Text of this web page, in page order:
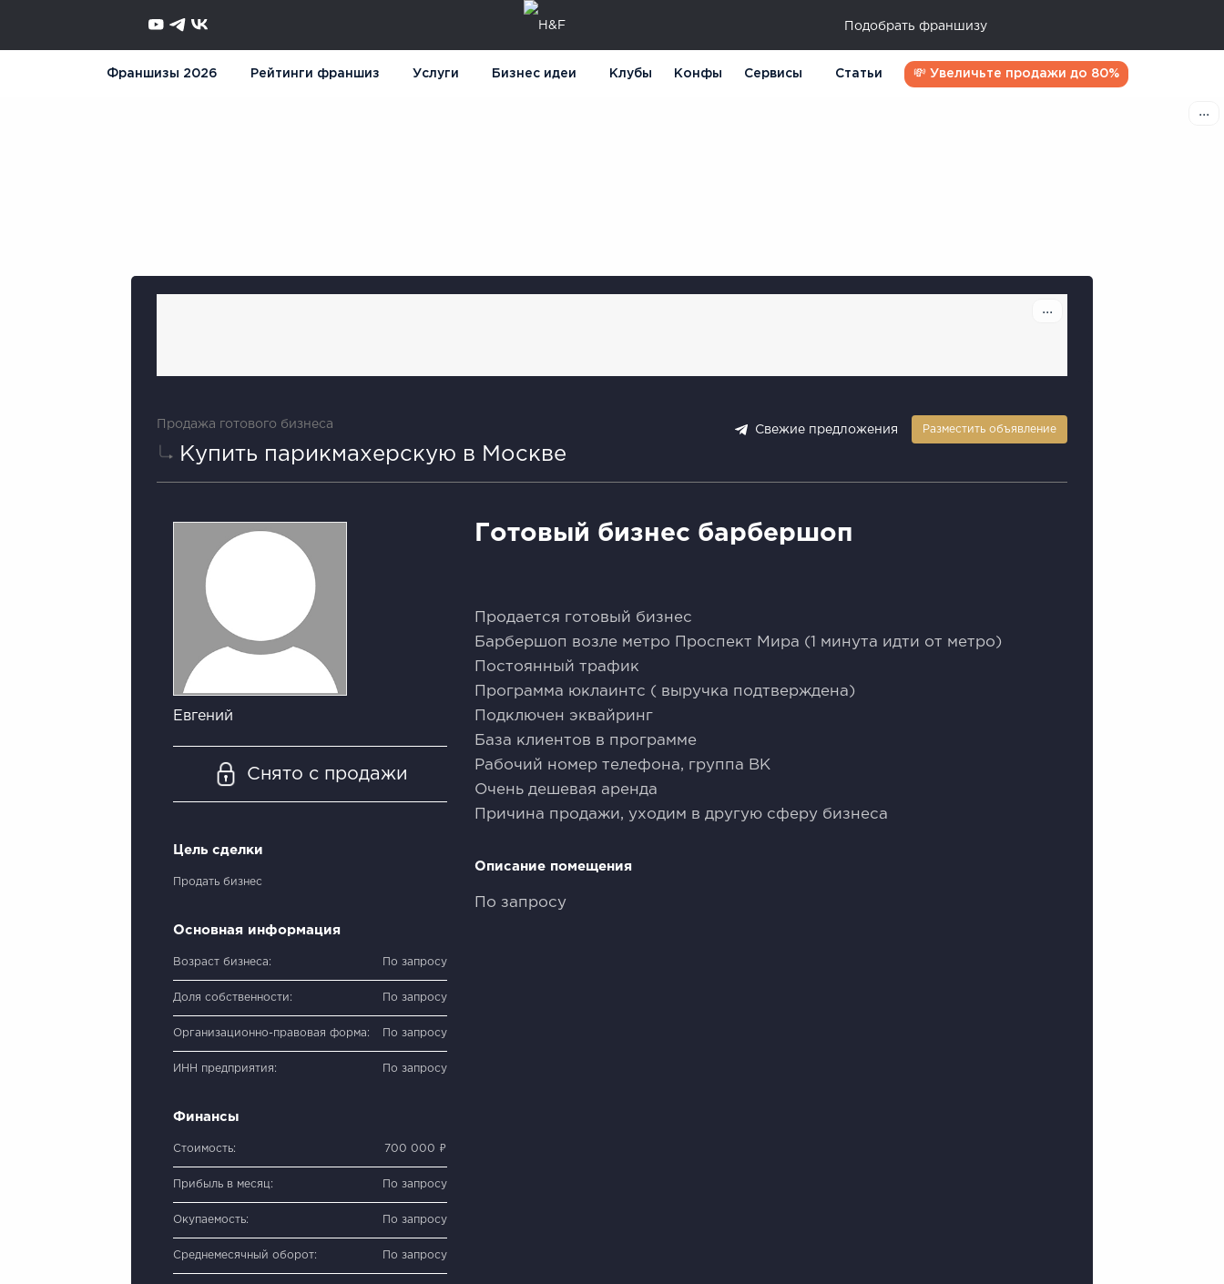
Подобрать франшизу
Франшизы 2026 Рейтинги франшиз Услуги Бизнес идеи Клубы Конфы Сервисы Статьи 💸 Увеличьте продажи до 80%
Продажа готового бизнеса
Купить парикмахерскую в Москве
Свежие предложения Разместить объявление
Евгений
Снято с продажи
Цель сделки
Продать бизнес
Основная информация
Возраст бизнеса: По запросу
Доля собственности: По запросу
Организационно-правовая форма: По запросу
ИНН предприятия: По запросу
Финансы
Стоимость: 700 000 ₽
Прибыль в месяц: По запросу
Окупаемость: По запросу
Среднемесячный оборот: По запросу
Готовый бизнес барбершоп
Продается готовый бизнес
Барбершоп возле метро Проспект Мира (1 минута идти от метро)
Постоянный трафик
Программа юклаинтс ( выручка подтверждена)
Подключен эквайринг
База клиентов в программе
Рабочий номер телефона, группа ВК
Очень дешевая аренда
Причина продажи, уходим в другую сферу бизнеса
Описание помещения
По запросу